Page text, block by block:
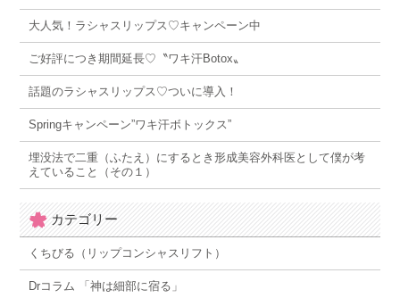
大人気！ラシャスリップス♡キャンペーン中
ご好評につき期間延長♡〝ワキ汗Botox〟
話題のラシャスリップス♡ついに導入！
Springキャンペーン”ワキ汗ボトックス”
埋没法で二重（ふたえ）にするとき形成美容外科医として僕が考
えていること（その１）
カテゴリー
くちびる（リップコンシャスリフト）
Drコラム 「神は細部に宿る」